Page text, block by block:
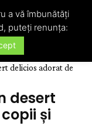
delicios adorat de
desert
și
a vă îmbunătăți
puteți renunța: